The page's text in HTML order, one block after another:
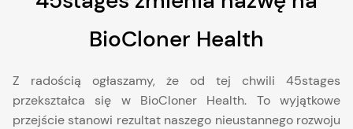
BioCloner Health
Z radością ogłaszamy, że od tej chwili 45stages
przekształca się w BioCloner Health. To wyjątkowe
przejście stanowi rezultat naszego nieustannego rozwoju